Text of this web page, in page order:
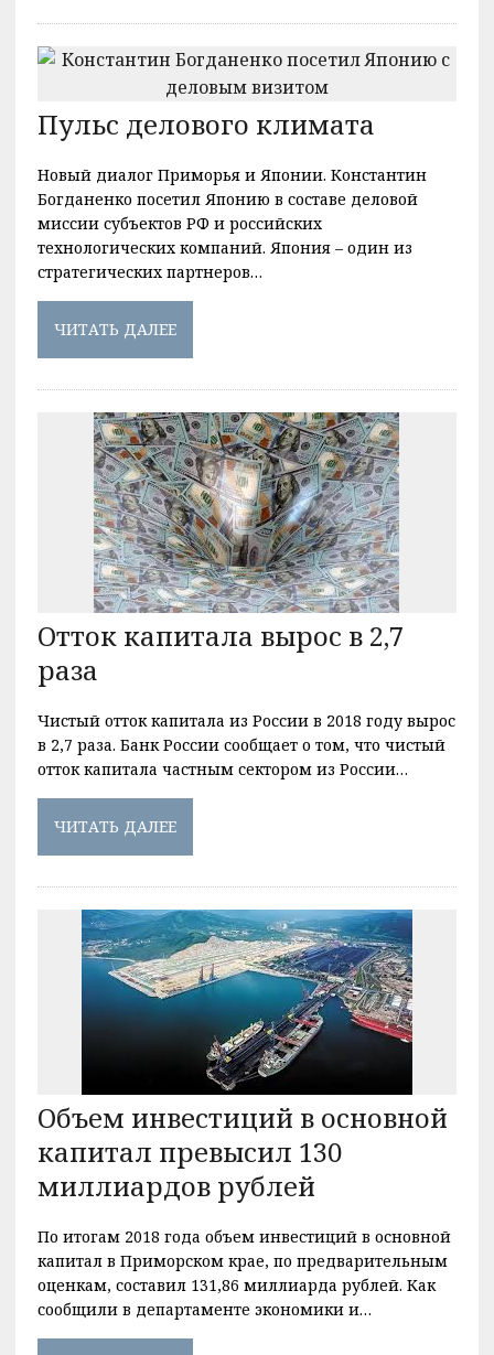
Пульс делового климата
Новый диалог Приморья и Японии. Константин
Богданенко посетил Японию в составе деловой
миссии субъектов РФ и российских
технологических компаний. Япония – один из
стратегических партнеров…
ЧИТАТЬ ДАЛЕЕ
Отток капитала вырос в 2,7
раза
Чистый отток капитала из России в 2018 году вырос
в 2,7 раза. Банк России сообщает о том, что чистый
отток капитала частным сектором из России…
ЧИТАТЬ ДАЛЕЕ
Объем инвестиций в основной
капитал превысил 130
миллиардов рублей
По итогам 2018 года объем инвестиций в основной
капитал в Приморском крае, по предварительным
оценкам, составил 131,86 миллиарда рублей. Как
сообщили в департаменте экономики и…